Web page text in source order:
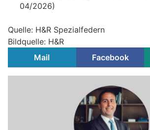
04/2026)
Quelle: H&R Spezialfedern
Bildquelle: H&R
Mail
Facebook